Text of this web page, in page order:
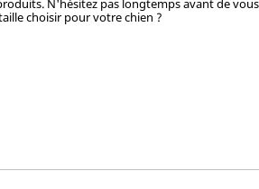
N'hésitez pas longtemps avant de
choisir pour votre chien ?